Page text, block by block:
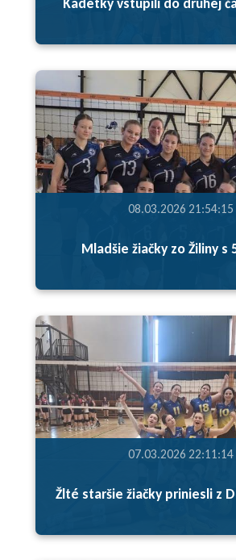
08.03.2026 21:54:15
Mladšie žiačky zo Žiliny s
07.03.2026 22:11:14
Žlté staršie žiačky priniesli z